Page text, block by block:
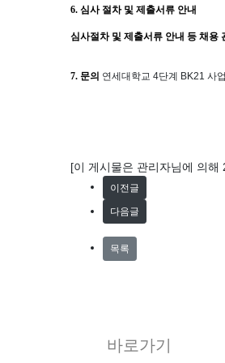
6. 심사 절차 및 제출서류 안내
심사절차 및 제출서류 안내 등 채용
7. 문의 연세대학교 4단계 BK21 사
[이 게시물은 관리자님에 의
이전글
다음글
목록
바로가기